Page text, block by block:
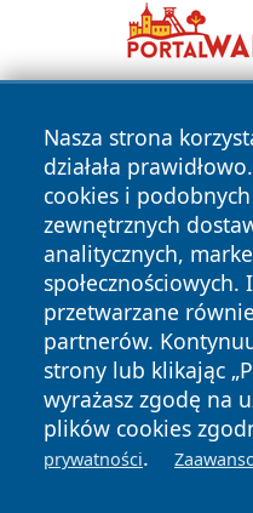
Nasza strona
działała
cookies i
zewnętrznych
analitycznych,
przetwarzane
partnerów.
strony lub klikając
wyrażasz zgodę na
plików cookies
prywatności.
Copyright © 2026
News Autorzy